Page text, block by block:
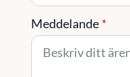
Meddelande *